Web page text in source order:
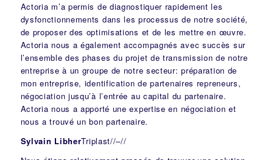
Actoria m’a permis de diagnostiquer rapidement les
dysfonctionnements dans les processus de notre société,
de proposer des optimisations et de les mettre en œuvre.
Actoria nous a également accompagnés avec succès sur
l’ensemble des phases du projet de transmission de notre
entreprise à un groupe de notre secteur: préparation de
mon entreprise, identification de partenaires repreneurs,
négociation jusqu’à l’entrée au capital du partenaire.
Actoria nous a apporté une expertise en négociation et
nous a trouvé un bon partenaire.
Sylvain LibherTriplast//–//